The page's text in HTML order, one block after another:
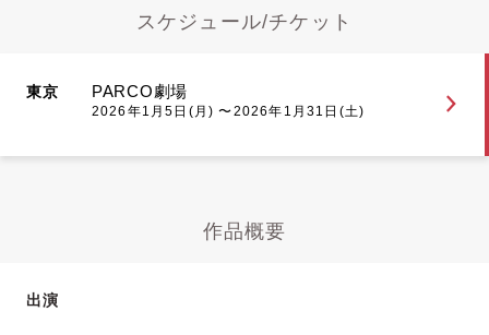
スケジュール/チケット
東京 PARCO劇場
2026年1月5日(月) 〜2026年1月31日(土)
作品概要
出演